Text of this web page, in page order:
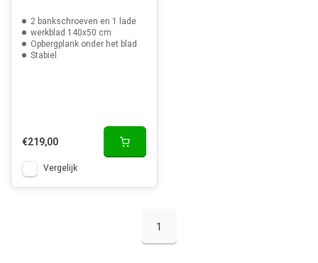
2 bankschroeven en 1 lade
werkblad 140x50 cm
Opbergplank onder het blad
Stabiel
€219,00
Vergelijk
1